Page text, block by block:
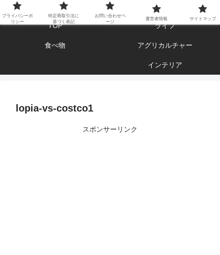
エンジョイ ブログライフ
TOP ライフ
食べ物 アグリカルチャー
インテリア
lopia-vs-costco1
スポンサーリンク
プライバシーポ
リシー
特定商取引法に
基づく表記
お問い合わせペ
ージ
運営者情報 サイトマップ